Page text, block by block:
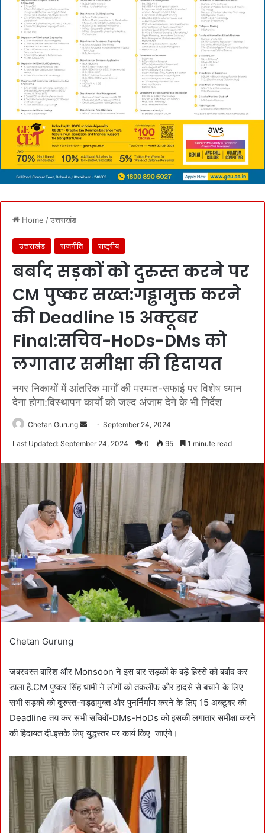
Home /उत्तराखंड
उत्तराखंड राजनीति राष्ट्रीय
बर्बाद सड़कों को दुरुस्त करने पर
CM पुष्कर सख्त:गड्ढामुक्त करने
की Deadline 15 अक्टूबर
Final:सचिव-HoDs-DMs को
लगातार समीक्षा की हिदायत
नगर निकायों में आंतरिक मार्गों की मरम्मत-सफाई पर विशेष ध्यान
देना होगा:विस्थापन कार्यों को जल्द अंजाम देने के भी निर्देश
Chetan Gurung
a
n
e
a
i
l
September 24, 2024
Last Updated: September 24, 2024 0 95 1 minute read
Chetan Gurung
जबरदस्त बारिश और Monsoon ने इस बार सड़कों के बड़े हिस्से को बर्बाद कर
डाला है.CM पुष्कर सिंह धामी ने लोगों को तकलीफ और हादसे से बचाने के लिए
सभी सड़कों को दुरुस्त-गड्ढामुक्त और पुनर्निर्माण करने के लिए 15 अक्टूबर की
Deadline तय कर सभी सचिवों-DMs-HoDs को इसकी लगातार समीक्षा करने
की हिदायत दी.इसके लिए युद्धस्तर पर कार्य किए जाएंगे।